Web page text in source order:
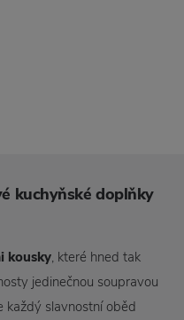
kuchyňské doplňky
kousky, které hned tak
jedinečnou soupravou
každý slavnostní oběd